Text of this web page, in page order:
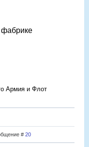
фабрике
Армия и Флот
# 20